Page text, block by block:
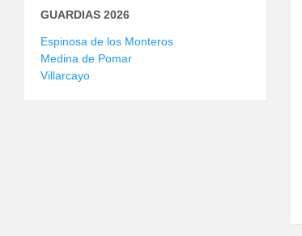
GUARDIAS 2026
Espinosa de los Monteros
Medina de Pomar
Villarcayo